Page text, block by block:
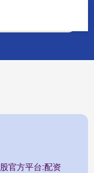
官方平台:配资